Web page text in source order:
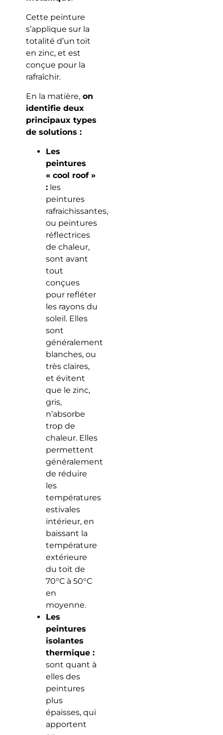
Cette peinture
s’applique sur la
totalité d’un toit
en zinc, et est
conçue pour la
rafraîchir.
En la matière,on
identifie deux
principaux types
de solutions :
Les
peintures
« cool roof »
:les
peintures
rafraichissantes,
ou peintures
réflectrices
de chaleur,
sont avant
tout
conçues
pour refléter
les rayons du
soleil. Elles
sont
généralement
blanches, ou
très claires,
et évitent
que le zinc,
gris,
n’absorbe
trop de
chaleur. Elles
permettent
généralement
de réduire
les
températures
estivales
intérieur, en
baissant la
température
extérieure
du toit de
70°C à 50°C
en
moyenne.
Les
peintures
isolantes
thermique :
sont quant à
elles des
peintures
plus
épaisses, qui
apportent